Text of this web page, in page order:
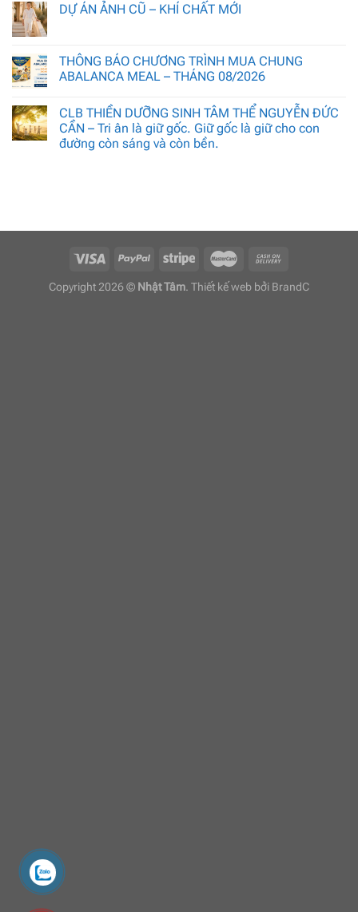
DỰ ÁN ẢNH CŨ – KHÍ CHẤT MỚI
THÔNG BÁO CHƯƠNG TRÌNH MUA CHUNG
ABALANCA MEAL – THÁNG 08/2026
CLB THIỀN DƯỠNG SINH TÂM THỂ NGUYỄN ĐỨC
CẦN – Tri ân là giữ gốc. Giữ gốc là giữ cho con
đường còn sáng và còn bền.
Copyright 2026 © Nhật Tâm. Thiết kế web bởi BrandC